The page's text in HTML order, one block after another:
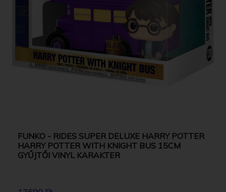
FUNKO - RIDES SUPER DELUXE HARRY POTTER
HARRY POTTER WITH KNIGHT BUS 15CM
GYŰJTŐI VINYL KARAKTER